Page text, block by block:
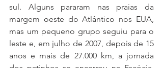
sul. Alguns pararam nas praias da
margem oeste do Atlântico nos EUA,
mas um pequeno grupo seguiu para o
leste e, em julho de 2007, depois de 15
anos e mais de 27.000 km, a jornada